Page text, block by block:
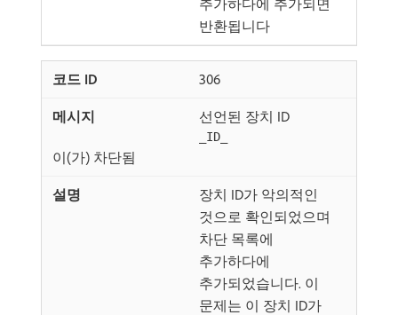
추가하다에 추가되면
반환됩니다
306
선언된 장치 ID
_ID_
이(가) 차단됨
장치 ID가 악의적인
것으로 확인되었으며
차단 목록에
추가하다에
추가되었습니다. 이
문제는 이 장치 ID가